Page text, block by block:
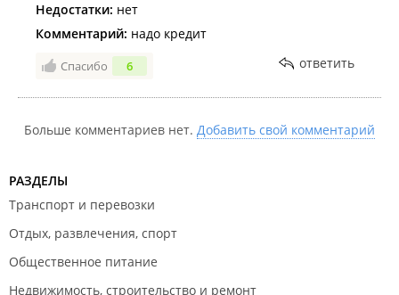
Недостатки: нет
Комментарий: надо кредит
Спасибо 6 ответить
Больше комментариев нет. Добавить свой комментарий
РАЗДЕЛЫ
Транспорт и перевозки
Отдых, развлечения, спорт
Общественное питание
Недвижимость, строительство и ремонт